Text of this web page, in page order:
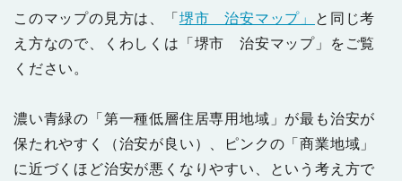
このマップの見方は、「 堺市 治安マップ」
と同じ考
え方なので、くわしくは「堺市 治安マップ」をご覧
ください。
濃い青緑の「第一種低層住居専用地域」が最も治安が
保たれやすく（治安が良い）、ピンクの「商業地域」
に近づくほど治安が悪くなりやすい、という考え方で